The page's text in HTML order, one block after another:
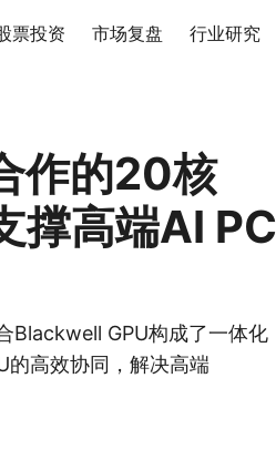
票投资 市场复盘 行业研究
作的20核
撑高端AI PC
Blackwell GPU构成了一体化
的高效协同，解决高端